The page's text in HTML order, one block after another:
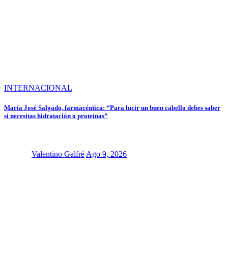
INTERNACIONAL
María José Salgado, farmacéutica: “Para lucir un buen cabello debes saber
si necesitas hidratación o proteínas”
Valentino Galfré Ago 9, 2026